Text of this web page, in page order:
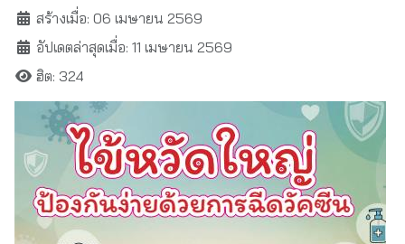
สร้างเมื่อ: 06 เมษายน 2569
อัปเดตล่าสุดเมื่อ: 11 เมษายน 2569
ฮิต: 324